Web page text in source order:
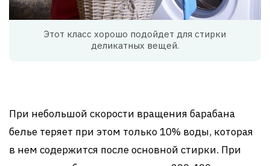
Этот класс хорошо подойдет для стирки
деликатных вещей.
При небольшой скорости вращения барабана
белье теряет при этом только 10% воды, которая
в нем содержится после основной стирки. При